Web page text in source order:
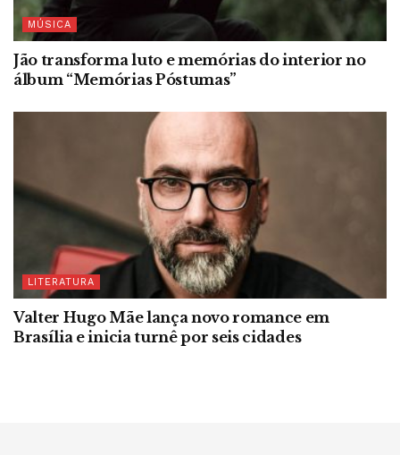
MÚSICA
Jão transforma luto e memórias do interior no
álbum “Memórias Póstumas”
LITERATURA
Valter Hugo Mãe lança novo romance em
Brasília e inicia turnê por seis cidades